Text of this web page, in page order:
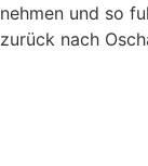
nehmen und so
zurück nach